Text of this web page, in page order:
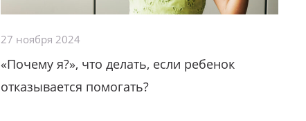
27 ноября 2024
«Почему я?», что делать, если ребенок
отказывается помогать?